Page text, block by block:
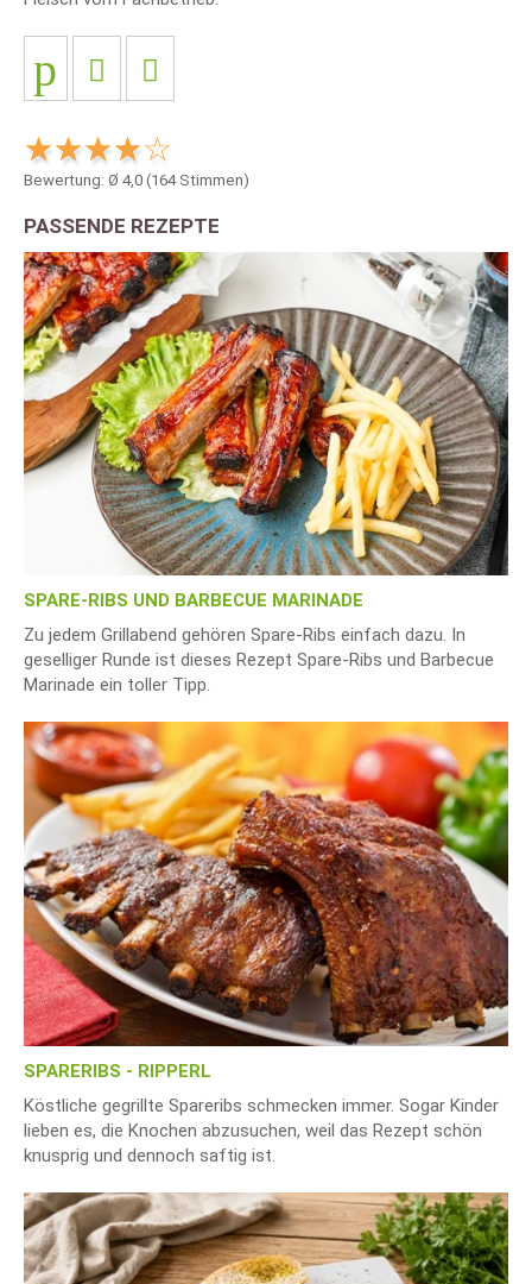
Bewertung: Ø 4,0 (164Stimmen)
PASSENDE REZEPTE
SPARE-RIBS UND BARBECUE MARINADE
Zu jedem Grillabend gehören Spare-Ribs einfach dazu. In
geselliger Runde ist dieses Rezept Spare-Ribs und Barbecue
Marinade ein toller Tipp.
SPARERIBS - RIPPERL
Köstliche gegrillte Spareribs schmecken immer. Sogar Kinder
lieben es, die Knochen abzusuchen, weil das Rezept schön
knusprig und dennoch saftig ist.